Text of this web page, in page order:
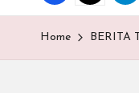
E
Home BERITA